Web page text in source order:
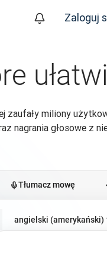
do końca – dla
Zaloguj
miliony
nagrania głosowe z
Tłumacz mowę
Obecnie wybrany:
angielski (amerykański)